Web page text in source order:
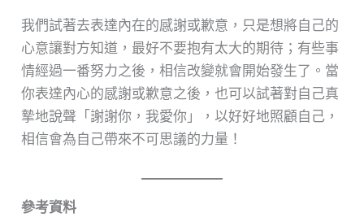
我們試著去表達內在的感謝或歉意，只是想將自己的
心意讓對方知道，最好不要抱有太大的期待；有些事
情經過一番努力之後，相信改變就會開始發生了。當
你表達內心的感謝或歉意之後，也可以試著對自己真
摯地說聲「謝謝你，我愛你」，以好好地照顧自己，
相信會為自己帶來不可思議的力量！
參考資料